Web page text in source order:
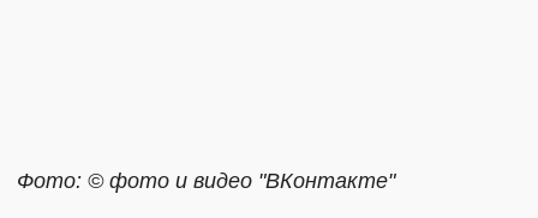
Фото: © фото и видео "ВКонтакте"